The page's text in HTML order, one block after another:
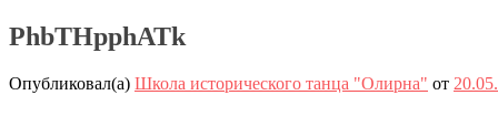
PhbTHpphATk
Опубликовал(а) Школа исторического танца "Олирна" от